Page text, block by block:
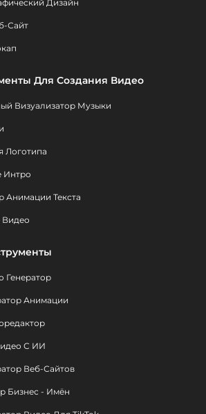
Дизайн
Сайт
Для Создания Видео
Визуализатор Музыки
Логотипа
Интро
Анимации Текста
Видео
Генератор
Анимации
С ИИ
Веб-Сайтов
Бизнес - Имён